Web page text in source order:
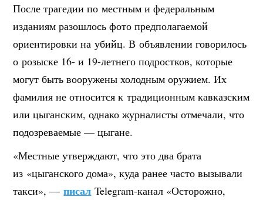
После трагедии по местным и федеральным
изданиям разошлось фото предполагаемой
ориентировки на убийц. В объявлении говорилось
о розыске 16- и 19-летнего подростков, которые
могут быть вооружены холодным оружием. Их
фамилия не относится к традиционным кавказским
или цыганским, однако журналисты отмечали, что
подозреваемые — цыгане.
«Местные утверждают, что это два брата
из «цыганского дома», куда ранее часто вызывали
такси», —писал Telegram-канал «Осторожно,